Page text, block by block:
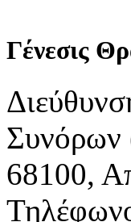
Γένεσις
Συνόρων
68100,